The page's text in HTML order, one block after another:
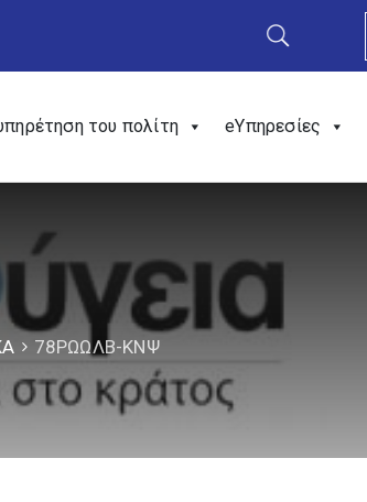
του πολίτη eΥπηρεσίες
78ΡΩΩΛΒ-ΚΝΨ